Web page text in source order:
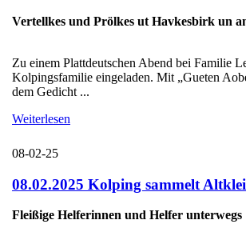
Vertellkes und Prölkes ut Havkesbirk un
Zu einem Plattdeutschen Abend bei Familie
Kolpingsfamilie eingeladen. Mit „Gueten
dem Gedicht ...
Weiterlesen
08-02-25
08.02.2025 Kolping sammelt
Fleißige Helferinnen und Helfer unterwegs